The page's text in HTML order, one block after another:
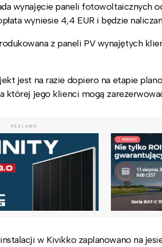
wynajęcie paneli fotowoltaicznych
wyniesie 4,4 EUR i będzie
z paneli PV wynajętych
jest na razie dopiero na etapie
której jego klienci mogą
REKLAMA
w Kivikko zaplanowano na